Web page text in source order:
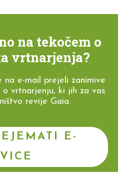
na tekočem o
vrtnarjenja?
na e-mail prejeli zanimive
vrtnarjenju, ki jih za vas
revije Gaia.
E-